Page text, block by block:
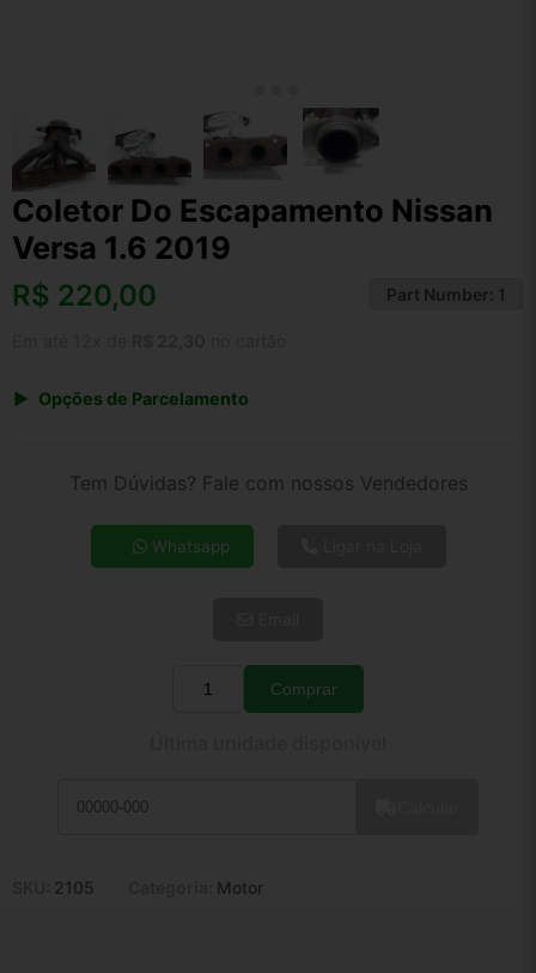
Coletor Do Escapamento Nissan
Versa 1.6 2019
R$ 220,00 Part Number: 1
Opções de Parcelamento
4x de R$ 60,97
5x de R$ 49,42
Tem Dúvidas? Fale com nossos Vendedores
Whatsapp
Quantidade
Comprar
2105 Motor